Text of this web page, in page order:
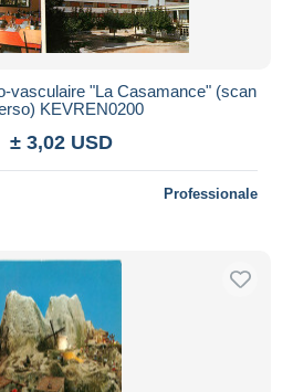
Aggiorna
vasculaire "La Casamance" (scan
KEVREN0200
± 3,02 USD
Professionale